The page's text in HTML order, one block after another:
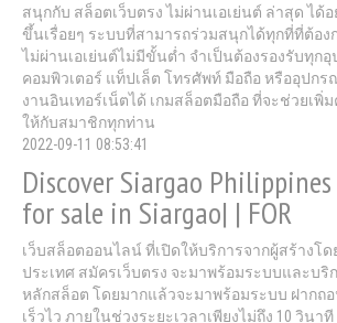
สนุกกับ สล็อตเว็บตรง ไม่ผ่านเอเย่นต์ ล่าสุด ได้
ขึ้นเรื่อยๆ ระบบที่สามารถร่วมสนุกได้ทุกที่ที่ต้อง
ไม่ผ่านเอเย่นต์ไม่มีขั้นต่ำ จำเป็นต้องรองรับทุก
คอมพิวเตอร์ แท็ปเล็ต โทรศัพท์ มือถือ หรืออุปก
งานอินเทอร์เน็ตได้ เกมสล็อตมือถือ ที่จะช่วยเพิ่
ให้กับสมาชิกทุกท่าน
2022-09-11 08:53:41
Discover Siargao
for sale in Siargao| | FOR
เว็บสล็อตออนไลน์ ที่เปิดให้บริการจากผู้สร้างโด
ประเทศ สมัครเว็บตรง จะมาพร้อมระบบและบริ
หลักสล็อต โดยมากแล้วจะมาพร้อมระบบ ฝากถ
เร็วไว ภายในช่วงระยะเวลาเพียงไม่ถึง 10 วินา